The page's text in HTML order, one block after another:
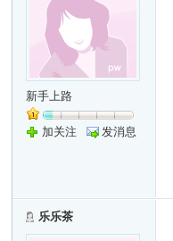
新手上路
加关注 发消息
乐乐茶